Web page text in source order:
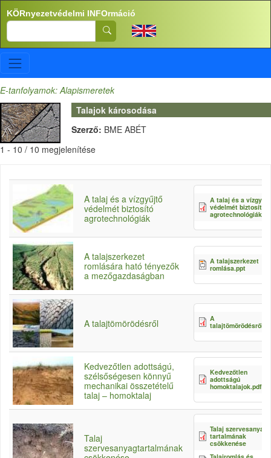
Ugrás a tartalomra
KÖRnyezetvédelmi INFOrmáció
Search
E-tanfolyamok: Alapismeretek
Talajok károsodása
Szerző: BME ABÉT
1 - 10 / 10 megjelenítése
A talaj és a vízgyűjtő
védelmét biztosító
agrotechnológiák
A talaj és a
védelmét biztosító
A talajszerkezet
romlására ható tényezők
a mezőgazdaságban
A talajszerkezet
romlása.ppt
A talajtömörödésről
A
Kedvezőtlen adottságú,
szélsőségesen könnyű
mechanikai összetételű
talaj – homoktalaj
Kedvezőtlen
adottságú
homoktalajok.pdf
Talaj
szervesanyagtartalmának
Talaj szervesanyag-
tartalmának
csökkenése